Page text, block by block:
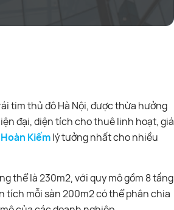
tim thủ đô Hà Nội, được thừa hưởng
đại, diện tích cho thuê linh hoạt, giá
Kiếmlý tưởng nhất cho nhiều
thể là 230m2, với quy mô gồm 8 tầng
tích mỗi sàn 200m2 có thể phân chia